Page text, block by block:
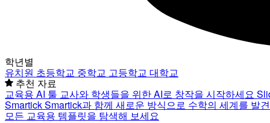
학년별
유치원 초등학교 중학교 고등학교 대학교
추천 자료
교육용 AI 툴 교사와 학생들을 위한 AI로 창작을 시작하세요
SmartickSmartick과 함께 새로운 방식으로 수학의 세계를 발
모든 교육용 템플릿을 탐색해 보세요